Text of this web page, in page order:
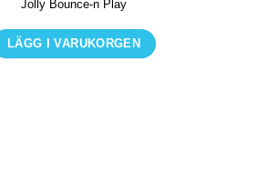
Jolly Bounce-n Play
LÄGG I VARUKORGEN